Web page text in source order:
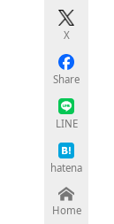
X
Share
LINE
hatena
Home